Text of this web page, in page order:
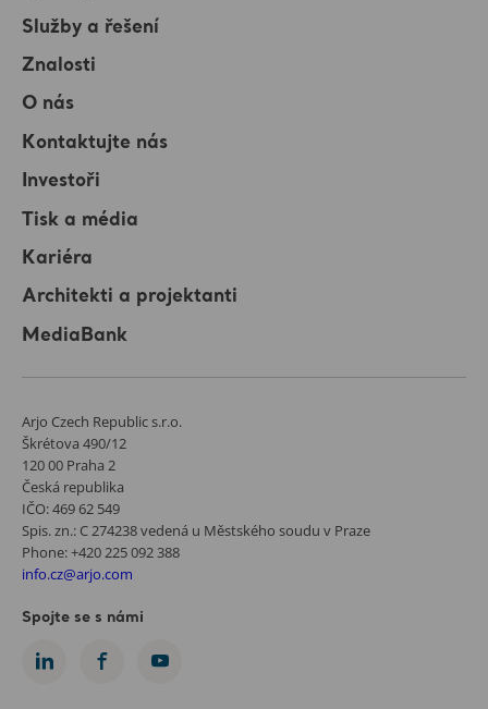
Služby a řešení
Znalosti
O nás
Kontaktujte nás
Investoři
Tisk a média
Kariéra
Architekti a projektanti
MediaBank
Arjo Czech Republic s.r.o.
Škrétova 490/12
120 00 Praha 2
Česká republika
IČO: 469 62 549
Spis. zn.: C 274238 vedená u Městského soudu v Praze
Phone: +420 225 092 388
info.cz@arjo.com
Spojte se s námi